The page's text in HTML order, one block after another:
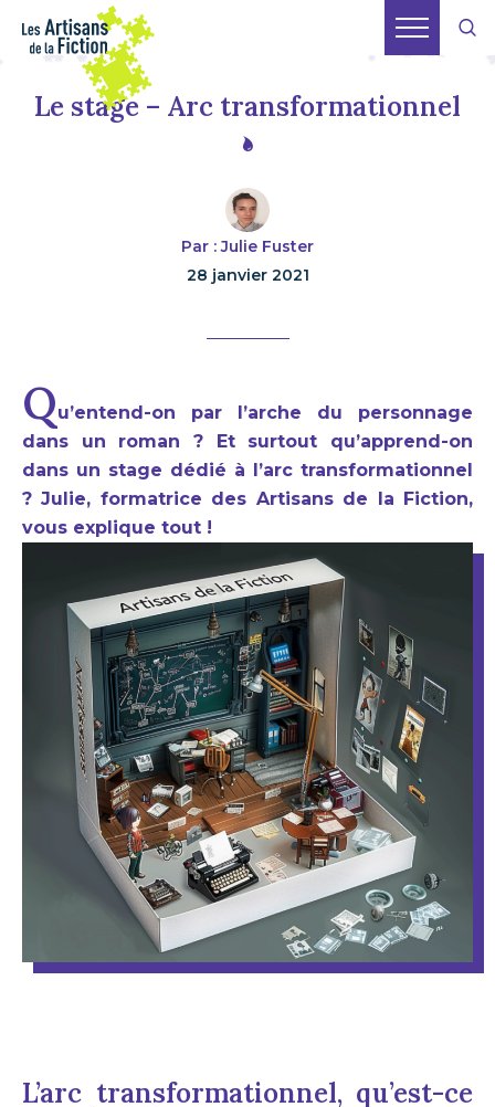
Le stage – Arc transformationnel
Par : Julie Fuster
28 janvier 2021
Qu’entend-on par l’arche du personnage
dans un roman ? Et surtout qu’apprend-on
dans un stage dédié à l’arc transformationnel
? Julie, formatrice des Artisans de la Fiction,
vous explique tout !
L’arc transformationnel, qu’est-ce